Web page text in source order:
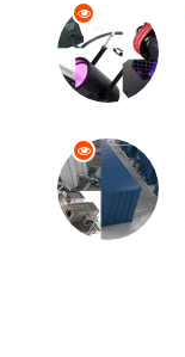
Mobilya
Anne Çocuk
Tekstil
Ev İşleri